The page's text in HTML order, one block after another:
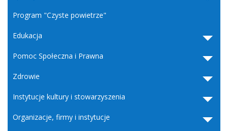
Program "Czyste powietrze"
Edukacja
Pomoc Społeczna i Prawna
Zdrowie
Instytucje kultury i stowarzyszenia
Organizacje, firmy i instytucje